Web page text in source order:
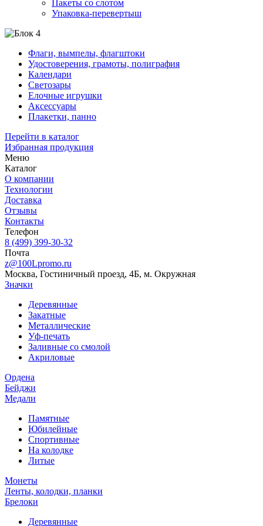
Пакеты со слотом
Упаковка-перевертыш
Флаги, вымпелы, флагштоки
Удостоверения, грамоты, полиграфия
Календари
Светозары
Елочные игрушки
Аксессуары
Плакетки, панно
Перейти в каталог
Избранная продукция
Меню
Каталог
О компании
Технологии
Доставка
Отзывы
Контакты
Телефон
8 (499) 399-30-32
Почта
z@100Lpromo.ru
Москва, Гостиничный проезд, 4Б, м. Окружная
Значки
Деревянные
Закатные
Металлические
Уф-печать
Заливные со смолой
Акриловые
Ордена
Бейджи
Медали
Памятные
Юбилейные
Спортивные
На колодке
Литые
Монеты
Ленты, колодки, планки
Брелоки
Деревянные